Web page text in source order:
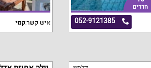
חדרים
052-9121385 איש קשר:קמי